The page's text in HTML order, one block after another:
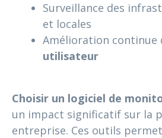
Surveillance des
et locales
Amélioration continue
utilisateur
Choisir un logiciel de
un impact significatif sur la
entreprise. Ces outils